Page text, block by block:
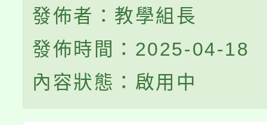
發佈者：教學組長
發佈時間：2025-04-18
內容狀態：啟用中